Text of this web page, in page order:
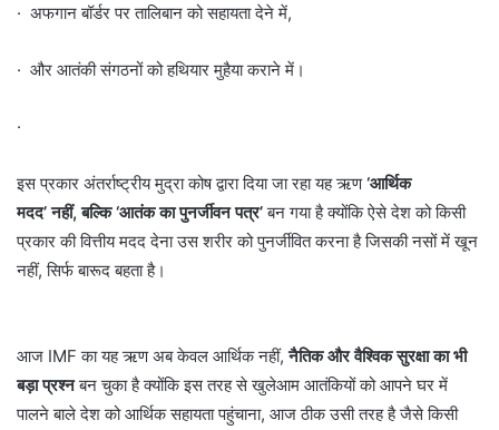
· अफगान बॉर्डर पर तालिबान को सहायता देने में,
· और आतंकी संगठनों को हथियार मुहैया कराने में।
·
इस प्रकार अंतर्राष्ट्रीय मुद्रा कोष द्वारा दिया जा रहा यह ऋण‘आर्थिक
मदद’ नहीं, बल्कि ‘आतंक का पुनर्जीवन पत्र’बन गया है क्योंकि ऐसे देश को किसी
प्रकार की वित्तीय मदद देना उस शरीर को पुनर्जीवित करना है जिसकी नसों में खून
नहीं, सिर्फ बारूद बहता है।
आज IMF का यह ऋण अब केवल आर्थिक नहीं,नैतिक और वैश्विक सुरक्षा का भी
बड़ा प्रश्नबन चुका है क्योंकि इस तरह से खुलेआम आतंकियों को आपने घर में
पालने बाले देश को आर्थिक सहायता पहुंचाना, आज ठीक उसी तरह है जैसे किसी